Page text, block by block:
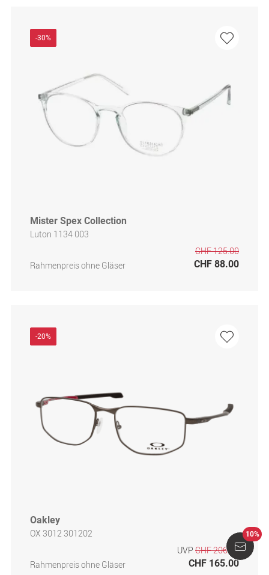
-30%
Mister Spex Collection
Luton 1134 003
Rahmenpreis ohne Gläser
CHF 125.00
CHF 88.00
-20%
Oakley
OX 3012 301202
Rahmenpreis ohne Gläser
UVP CHF 206.00
CHF 165.00
10%